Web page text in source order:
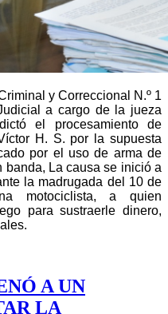
y Correccional N.º 1
a cargo de la jueza
el procesamiento de
H. S. por la supuesta
por el uso de arma de
banda, La causa se inició a
la madrugada del 10 de
motociclista, a quien
para sustraerle dinero,
A UN
LA